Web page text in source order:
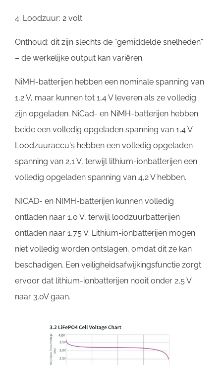
4. Loodzuur: 2 volt
Onthoud: dit zijn slechts de “gemiddelde snelheden”
– de werkelijke output kan variëren.
NiMH-batterijen hebben een nominale spanning van
1,2 V, maar kunnen tot 1,4 V leveren als ze volledig
zijn opgeladen. NiCad- en NiMH-batterijen hebben
beide een volledig opgeladen spanning van 1,4 V.
Loodzuuraccu's hebben een volledig opgeladen
spanning van 2,1 V, terwijl lithium-ionbatterijen een
volledig opgeladen spanning van 4,2 V hebben.
NICAD- en NIMH-batterijen kunnen volledig
ontladen naar 1,0 V, terwijl loodzuurbatterijen
ontladen naar 1,75 V. Lithium-ionbatterijen mogen
niet volledig worden ontslagen, omdat dit ze kan
beschadigen. Een veiligheidsafwijkingsfunctie zorgt
ervoor dat lithium-ionbatterijen nooit onder 2,5 V
naar 3.0V gaan.